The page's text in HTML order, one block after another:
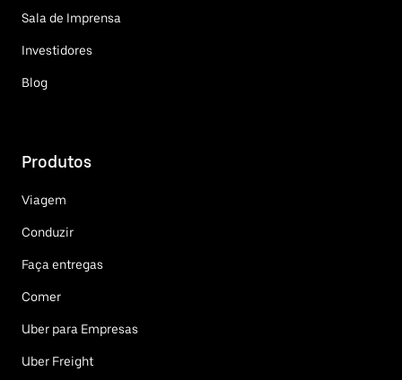
Sala de Imprensa
Investidores
Blog
Produtos
Viagem
Conduzir
Faça entregas
Comer
Uber para Empresas
Uber Freight